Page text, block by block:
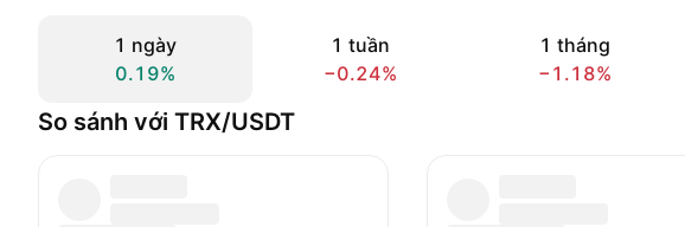
1 ngày
0.19%
1 tuần
−0.24%
1 tháng
−1.18%
So sánh với TRX/USDT